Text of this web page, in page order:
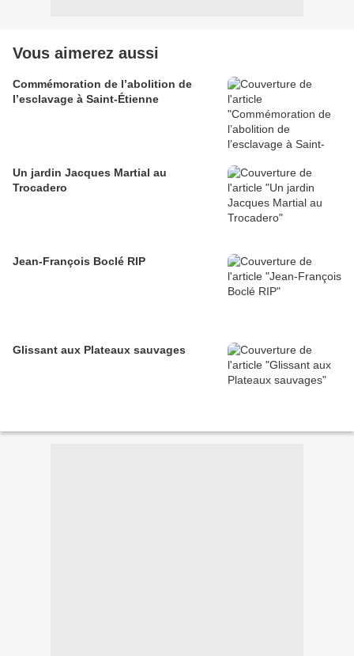
Vous aimerez aussi
Commémoration de l’abolition de
l’esclavage à Saint-Étienne
Un jardin Jacques Martial au
Trocadero
Jean-François Boclé RIP
Glissant aux Plateaux sauvages